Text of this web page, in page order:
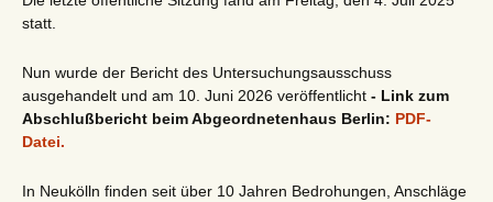
statt.
Nun wurde der Bericht des Untersuchungsausschuss
ausgehandelt und am 10. Juni 2026 veröffentlicht - Link zum
Abschlußbericht beim Abgeordnetenhaus Berlin: PDF-
Datei.
In Neukölln finden seit über 10 Jahren Bedrohungen, Anschläge